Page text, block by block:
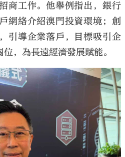
商工作。他舉例指出，銀行
網絡介紹澳門投資環境；創
引導企業落戶，目標吸引企
，為長遠經濟發展賦能。